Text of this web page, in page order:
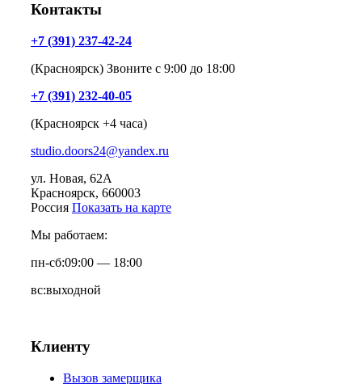
Контакты
+7 (391) 237-42-24
(Красноярск) Звоните с 9:00 до 18:00
+7 (391) 232-40-05
(Красноярск +4 часа)
studio.doors24@yandex.ru
ул. Новая, 62А
Красноярск, 660003
Россия Показать на карте
Мы работаем:
пн-сб:09:00 — 18:00
вс:выходной
Клиенту
Вызов замерщика